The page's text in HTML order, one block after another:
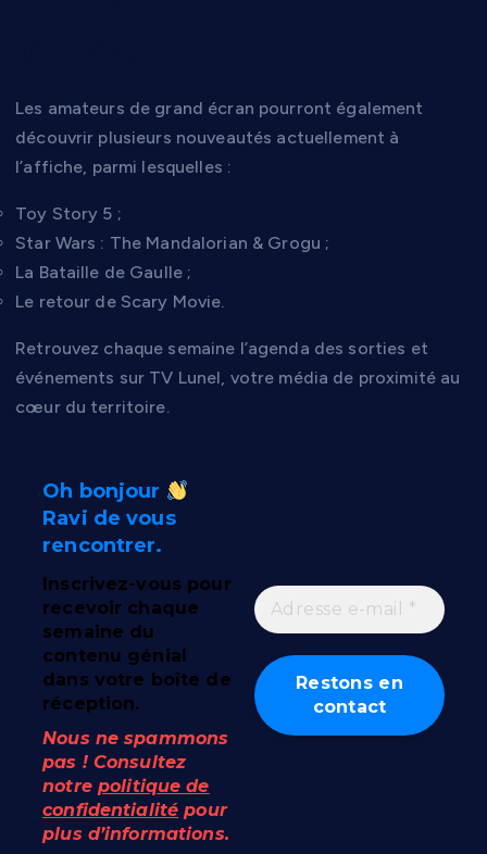
Les amateurs de grand écran pourront également
découvrir plusieurs nouveautés actuellement à
l’affiche, parmi lesquelles :
Toy Story 5 ;
Star Wars : The Mandalorian & Grogu ;
La Bataille de Gaulle ;
Le retour de Scary Movie.
Retrouvez chaque semaine l’agenda des sorties et
événements sur TV Lunel, votre média de proximité au
cœur du territoire.
Oh bonjour
Ravi de vous
rencontrer.
Inscrivez-vous pour
recevoir chaque
semaine du
contenu génial
dans votre boîte de
réception.
Nous ne spammons
pas ! Consultez
notre politique de
confidentialité pour
plus d’informations.